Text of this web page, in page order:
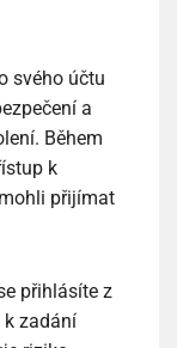
svého účtu
a
Během
k
přijímat
přihlásíte z
k zadání